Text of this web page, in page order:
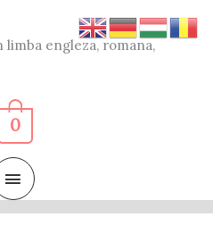
engleza, romana,
MAIN
MENU
0